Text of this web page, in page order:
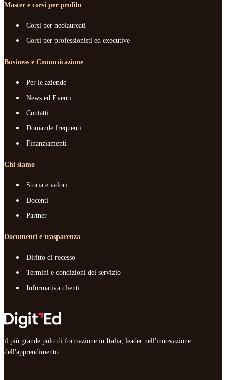
Master e corsi per profilo
Corsi per neolaureati
Corsi per professionisti ed executive
Business e Comunicazione
Per le aziende
News ed Eventi
Contatti
Domande frequenti
Finanziamenti
Chi siamo
Storia e valori
Docenti
Partner
Documenti e trasparenza
Diritto di recesso
Termini e condizioni del servizio
Informativa clienti
il più grande polo di formazione in Italia, leader nell'innovazione
dell'apprendimento